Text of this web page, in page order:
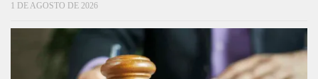
1 DE AGOSTO DE 2026